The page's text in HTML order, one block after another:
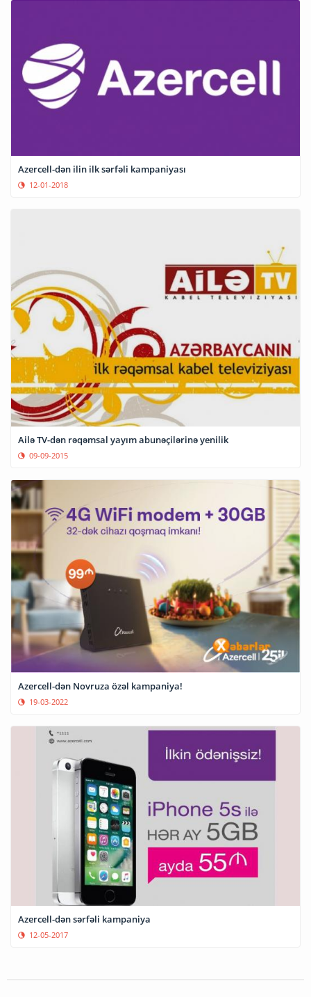
Azercell-dən ilin ilk sərfəli kampaniyası
12-01-2018
Ailə TV-dən rəqəmsal yayım abunəçilərinə yenilik
09-09-2015
Azercell-dən Novruza özəl kampaniya!
19-03-2022
Azercell-dən sərfəli kampaniya
12-05-2017